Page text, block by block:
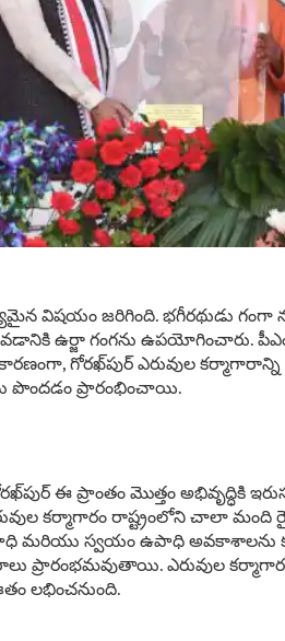
విషయం జరిగింది. భగీరథుడు
ఉర్జా గంగను ఉపయోగించారు.
గోరఖ్‌పుర్ ఎరువుల
పొందడం ప్రారంభించాయి.
ఈ ప్రాంతం మొత్తం అభివృద్ధికి
కర్మాగారం రాష్ట్రంలోని చాలా
స్వయం ఉపాధి అవకాశాలను కూడా
ప్రారంభమవుతాయి. ఎరువుల
లభించనుంది.